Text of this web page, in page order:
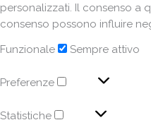
personalizzati. Il consenso a
consenso possono influire
Funzionale
Sempre attivo
Preferenze
Statistiche